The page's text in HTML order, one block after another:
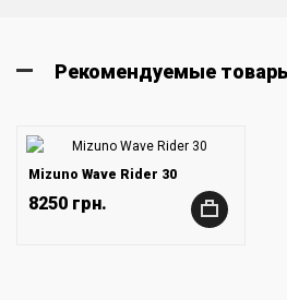
Рекомендуемые
Mizuno Wave Rider 30
8250 грн. +